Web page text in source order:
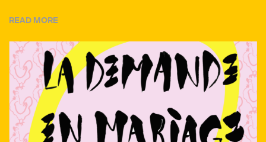
READ MORE